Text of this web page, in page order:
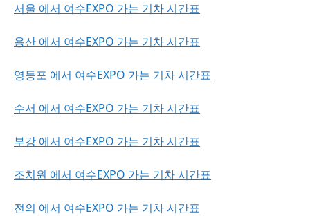
서울 에서 여수EXPO 가는 기차 시간표
용산 에서 여수EXPO 가는 기차 시간표
영등포 에서 여수EXPO 가는 기차 시간표
수서 에서 여수EXPO 가는 기차 시간표
부강 에서 여수EXPO 가는 기차 시간표
조치원 에서 여수EXPO 가는 기차 시간표
전의 에서 여수EXPO 가는 기차 시간표